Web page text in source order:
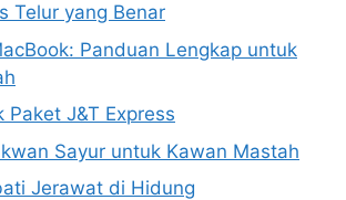
Telur yang Benar
Panduan Lengkap untuk
Paket J&T Express
Sayur untuk Kawan Mastah
Jerawat di Hidung